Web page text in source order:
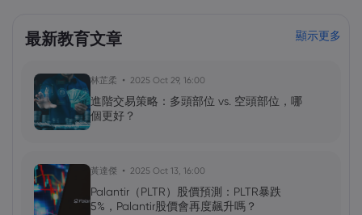
最新教育文章 顯示更多
林芷柔 2025 Oct 29, 16:00
進階交易策略：多頭部位 vs. 空頭部位，哪
個更好？
黃達傑 2025 Oct 13, 16:00
Palantir（PLTR）股價預測：PLTR暴跌
5%，Palantir股價會再度飆升嗎？